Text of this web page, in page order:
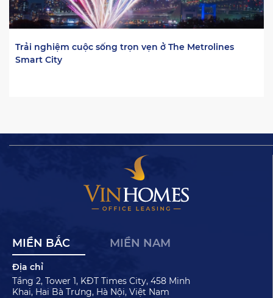
Trải nghiệm cuộc sống trọn vẹn ở The Metrolines
Smart City
MIỀN BẮC MIỀN NAM
Địa chỉ
Tầng 2, Tower 1, KĐT Times City, 458 Minh
Khai, Hai Bà Trưng, Hà Nội, Việt Nam